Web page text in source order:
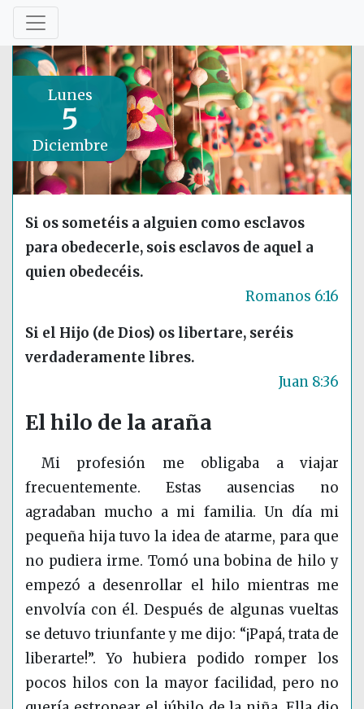
Lunes
5
Diciembre
Si os sometéis a alguien como esclavos
para obedecerle, sois esclavos de aquel a
quien obedecéis.
Romanos 6:16
Si el Hijo (de Dios) os libertare, seréis
verdaderamente libres.
Juan 8:36
El hilo de la araña
Mi profesión me obligaba a viajar
frecuentemente. Estas ausencias no
agradaban mucho a mi familia. Un día mi
pequeña hija tuvo la idea de atarme, para que
no pudiera irme. Tomó una bobina de hilo y
empezó a desenrollar el hilo mientras me
envolvía con él. Después de algunas vueltas
se detuvo triunfante y me dijo: “¡Papá, trata de
liberarte!”. Yo hubiera podido romper los
pocos hilos con la mayor facilidad, pero no